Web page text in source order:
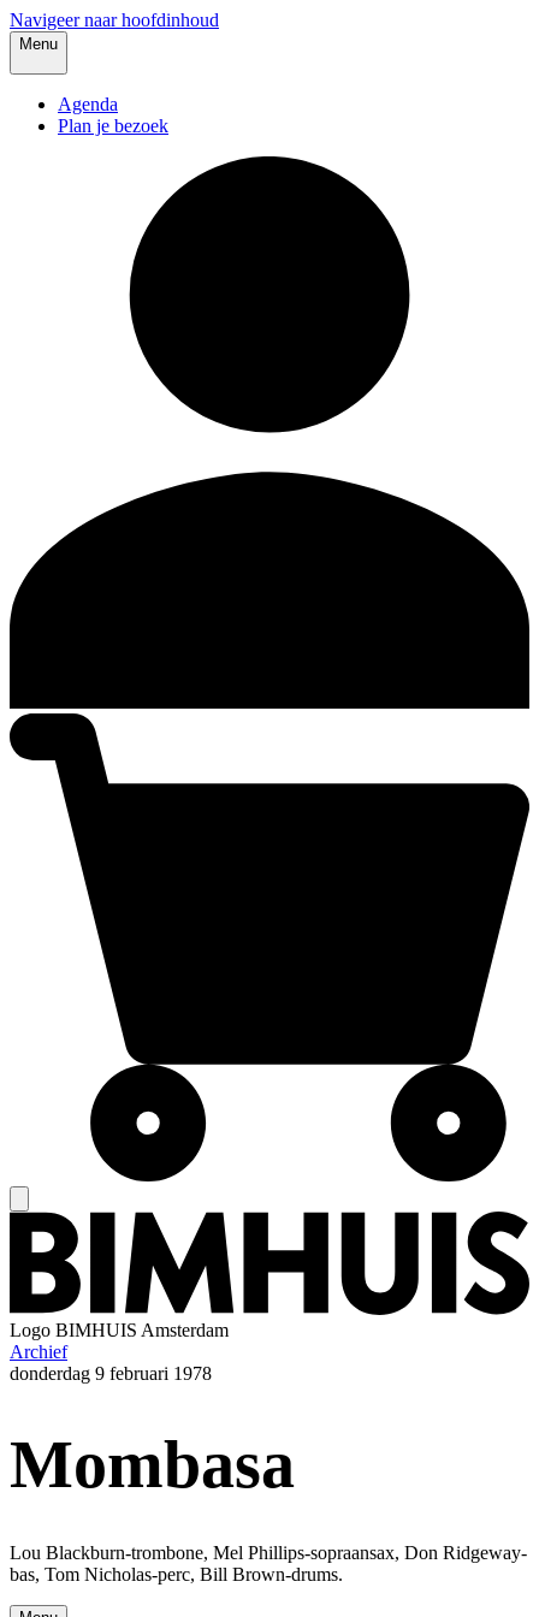
Navigeer naar hoofdinhoud
Menu
Agenda
Plan je bezoek
Logo BIMHUIS Amsterdam
Archief
donderdag 9 februari 1978
Mombasa
Lou Blackburn-trombone, Mel Phillips-sopraansax, Don Ridgeway-
bas, Tom Nicholas-perc, Bill Brown-drums.